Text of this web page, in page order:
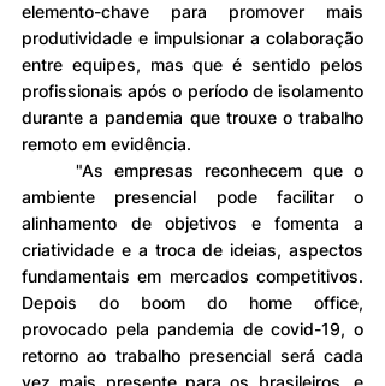
elemento-chave para promover mais
produtividade e impulsionar a colaboração
entre equipes, mas que é sentido pelos
profissionais após o período de isolamento
durante a pandemia que trouxe o trabalho
remoto em evidência.
ambiente presencial pode facilitar o
alinhamento de objetivos e fomenta a
criatividade e a troca de ideias, aspectos
fundamentais em mercados competitivos.
Depois do boom do home office,
provocado pela pandemia de covid-19, o
retorno ao trabalho presencial será cada